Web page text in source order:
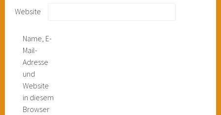
Website
Name, E-
Mail-
Adresse
und
Website
in diesem
Browser